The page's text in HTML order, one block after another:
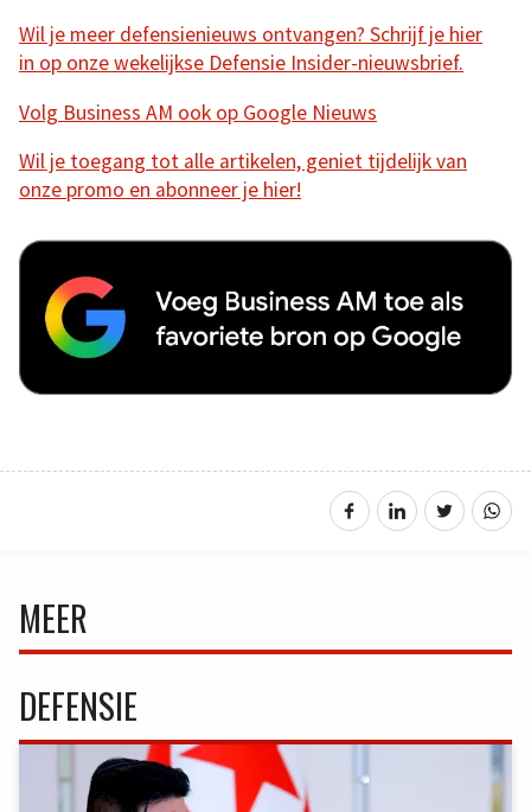
Wil je meer defensienieuws ontvangen? Schrijf je hier
in op onze wekelijkse Defensie Insider-nieuwsbrief.
Volg Business AM ook op Google Nieuws
Wil je toegang tot alle artikelen, geniet tijdelijk van
onze promo en abonneer je hier!
MEER
DEFENSIE